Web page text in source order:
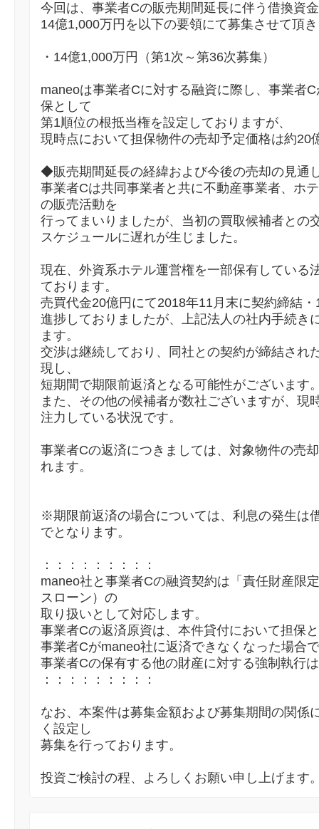
今回は、事業者Cの販売期間延長に伴う借換資
14億1,000万円を以下の要領にて募集させて頂
・14億1,000万円（第1次～第36次募集）
maneoは事業者Cに対する融資に際し、事業者
保として
第1順位の根抵当権を設定しておりますが、
現時点において担保物件の売却予定価格は約20
◆販売期間延長の経緯および今後の売却の見通
事業者Cは共同事業者と共に不動産事業者、ホ
の販売活動を
行ってまいりましたが、当初の買取候補者との
スケジュールに遅れが生じました。
現在、外資系ホテル運営権を一部保有している
ております。
売買代金20億円にて2018年11月末に契約締結
進捗しておりましたが、上記法人の社内手続き
ます。
交渉は継続しており、同社との契約が締結され
現し、
短期間で期限前返済となる可能性がございます
また、その他の候補者が数社ございますが、現
注力している状況です。
事業者Cの返済につきましては、対象物件の売
れます。
※期限前返済の場合については、利息の発生は
でとなります。
：：：：：：：：：
maneo社と事業者Cの融資契約は「責任財産限
スローン）の
取り扱いとして対応します。
事業者Cの返済原資は、本件貸付において担保
事業者Cがmaneo社に返済できなくなった場合
事業者Cの保有する他の財産に対する強制執行
：：：：：：：：：
なお、本案件は募集金額および募集期間の関係
く設定し
募集を行っております。
投資ご検討の程、よろしくお願い申し上げます